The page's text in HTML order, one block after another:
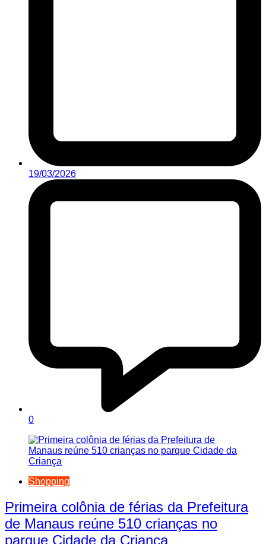
19/03/2026
0
Shopping
Primeira colônia de férias da Prefeitura
de Manaus reúne 510 crianças no
parque Cidade da Criança